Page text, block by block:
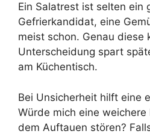
Ein Salatrest ist selten ein
Gefrierkandidat, eine
meist schon. Genau diese
Unterscheidung spart
am Küchentisch.
Bei Unsicherheit hilft eine
Würde mich eine weichere
dem Auftauen stören?